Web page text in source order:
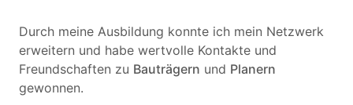
Durch meine Ausbildung konnte ich mein Netzwerk
erweitern und habe wertvolle Kontakte und
Freundschaften zu Bauträgern und Planern
gewonnen.